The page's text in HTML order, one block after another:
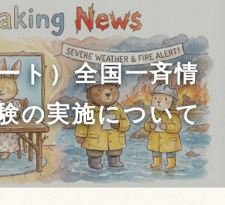
ト）全国一斉情
の実施について